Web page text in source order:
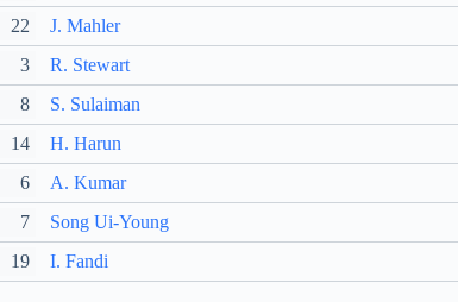
22 J. Mahler
3 R. Stewart
8 S. Sulaiman
14 H. Harun
6 A. Kumar
7 Song Ui-Young
19 I. Fandi